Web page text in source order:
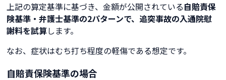
上記の算定基準に基づき、金額が公開されている自賠責保
険基準・弁護士基準の2パターンで、追突事故の入通院慰
謝料を試算します。
なお、症状はむち打ち程度の軽傷である想定です。
自賠責保険基準の場合